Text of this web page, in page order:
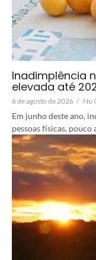
Inadimplência
elevada até
6 de agosto de 2026 / No
Em junho deste ano,
pessoas físicas, pouco